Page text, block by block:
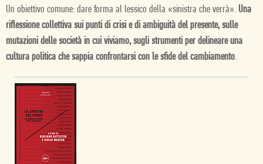
Un obiettivo comune: dare forma al lessico della «sinistra che verrà». Una
riflessione collettiva sui punti di crisi e di ambiguità del presente, sulle
mutazioni delle società in cui viviamo, sugli strumenti per delineare una
cultura politica che sappia confrontarsi con le sfide del cambiamento.